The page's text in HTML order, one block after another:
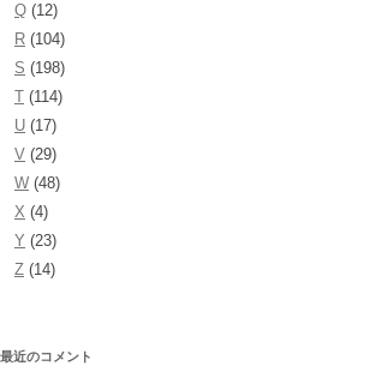
Q (12)
R (104)
S (198)
T (114)
U (17)
V (29)
W (48)
X (4)
Y (23)
Z (14)
最近のコメント